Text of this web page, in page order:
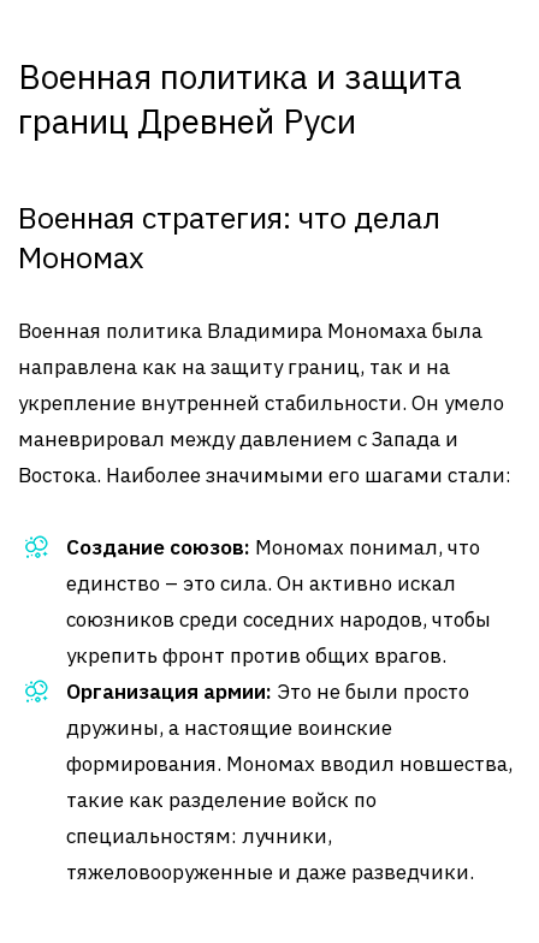
Военная политика и защита
границ Древней Руси
Военная стратегия: что делал
Мономах
Военная политика Владимира Мономаха была
направлена как на защиту границ, так и на
укрепление внутренней стабильности. Он умело
маневрировал между давлением с Запада и
Востока. Наиболее значимыми его шагами стали:
Создание союзов: Мономах понимал, что
единство – это сила. Он активно искал
союзников среди соседних народов, чтобы
укрепить фронт против общих врагов.
Организация армии: Это не были просто
дружины, а настоящие воинские
формирования. Мономах вводил новшества,
такие как разделение войск по
специальностям: лучники,
тяжеловооруженные и даже разведчики.